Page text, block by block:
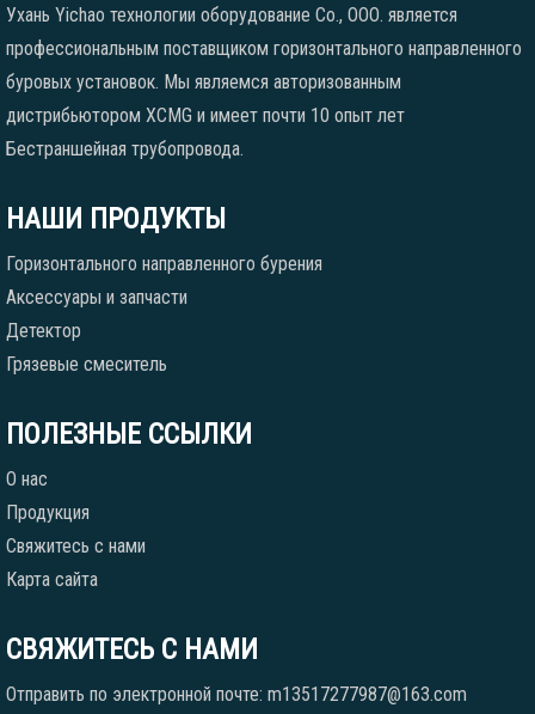
Ухань Yichao технологии оборудование Co., ООО. является
профессиональным поставщиком горизонтального направленного
буровых установок. Мы являемся авторизованным
дистрибьютором XCMG и имеет почти 10 опыт лет
Бестраншейная трубопровода.
НАШИ ПРОДУКТЫ
Горизонтального направленного бурения
Аксессуары и запчасти
Детектор
Грязевые смеситель
ПОЛЕЗНЫЕ ССЫЛКИ
О нас
Продукция
Свяжитесь с нами
Карта сайта
СВЯЖИТЕСЬ С НАМИ
Отправить по электронной почте: m13517277987@163.com